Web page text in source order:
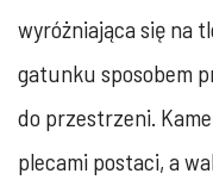
wyróżniająca się na
gatunku sposobem
do przestrzeni.
plecami postaci, a